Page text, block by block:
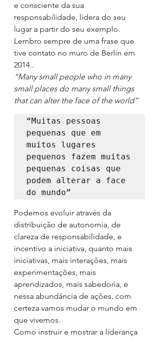
e consciente da sua
responsabilidade, lidera do seu
lugar a partir do seu exemplo.
Lembro sempre de uma frase que
tive contato no muro de Berlin em
2014..
“Many small people who in many
small places do many small things
that can alter the face of the world”
“Muitas pessoas
pequenas que em
muitos lugares
pequenos fazem muitas
pequenas coisas que
podem alterar a face
do mundo”
Podemos evoluir através da
distribuição de autonomia, de
clareza de responsabilidade, e
incentivo a iniciativa, quanto mais
iniciativas, mais interações, mais
experimentações, mais
aprendizados, mais sabedoria, e
nessa abundância de ações, com
certeza vamos mudar o mundo em
que vivemos.
Como instruir e mostrar a liderança